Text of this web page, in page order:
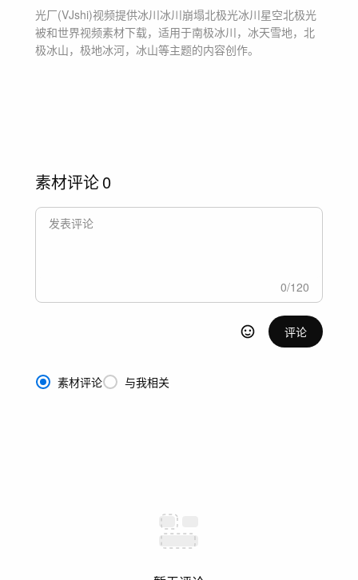
光厂(VJshi)视频提供冰川冰川崩塌北极光冰川星空北极光
被和世界视频素材下载，适用于南极冰川，冰天雪地，北
极冰山，极地冰河，冰山等主题的内容创作。
素材评论0
0/120
评论
素材评论 与我相关